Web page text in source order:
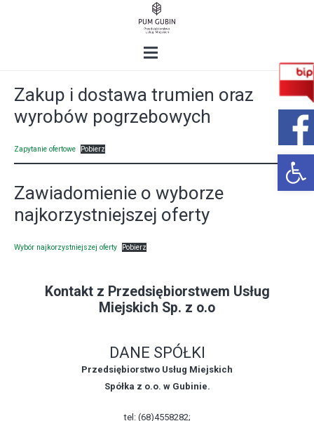
Zakup i dostawa trumien oraz
wyrobów pogrzebowych
Zapytanie ofertowe Pobierz
Zawiadomienie o wyborze
najkorzystniejszej oferty
Wybór najkorzystniejszej oferty Pobierz
Kontakt z Przedsiębiorstwem Usług
Miejskich Sp. z o.o
DANE SPÓŁKI
Przedsiębiorstwo Usług Miejskich
Spółka z o.o. w Gubinie.
tel: (68)4558282;